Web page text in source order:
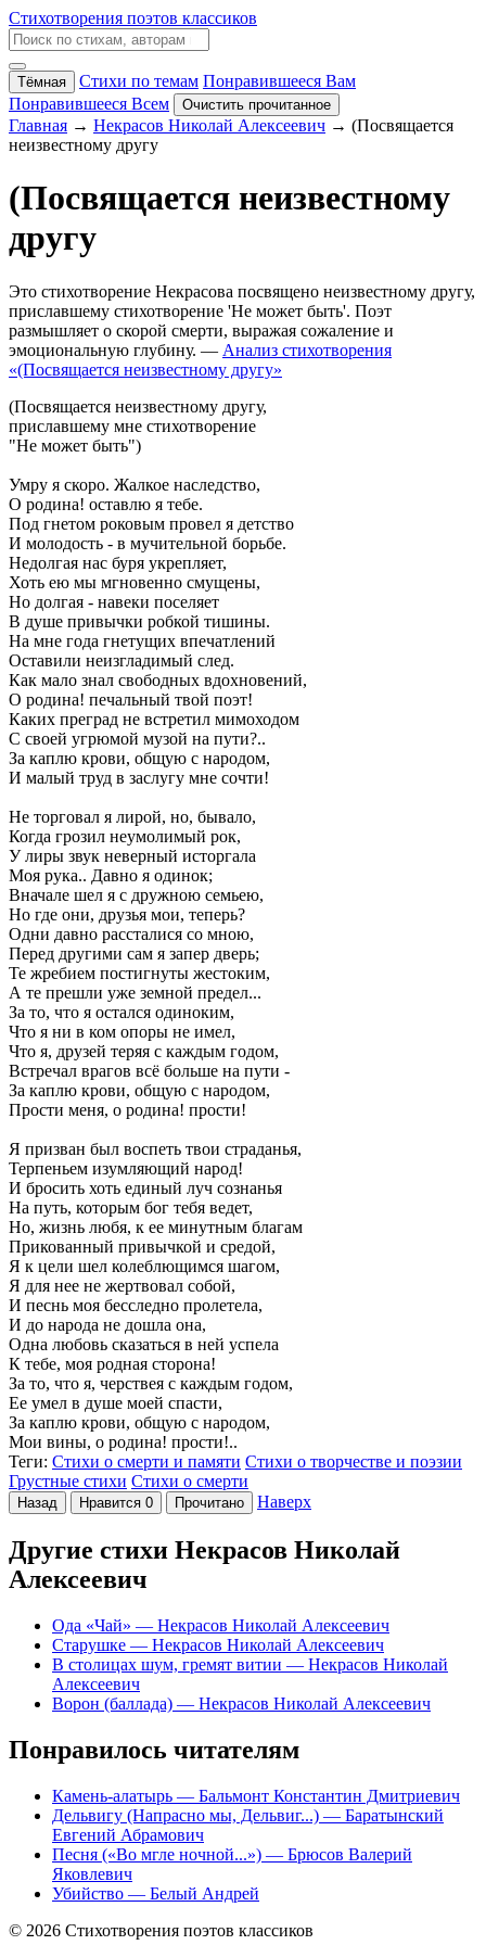
Стихотворения поэтов классиков
Тёмная Стихи по темам Понравившееся Вам
Понравившееся Всем
Очистить прочитанное
Главная → Некрасов Николай Алексеевич → (Посвящается
неизвестному другу
(Посвящается неизвестному
другу
Это стихотворение Некрасова посвящено неизвестному другу,
приславшему стихотворение 'Не может быть'. Поэт
размышляет о скорой смерти, выражая сожаление и
эмоциональную глубину. — Анализ стихотворения
«(Посвящается неизвестному другу»
(Посвящается неизвестному другу,
приславшему мне стихотворение
"Не может быть")
Умру я скоро. Жалкое наследство,
О родина! оставлю я тебе.
Под гнетом роковым провел я детство
И молодость - в мучительной борьбе.
Недолгая нас буря укрепляет,
Хоть ею мы мгновенно смущены,
Но долгая - навеки поселяет
В душе привычки робкой тишины.
На мне года гнетущих впечатлений
Оставили неизгладимый след.
Как мало знал свободных вдохновений,
О родина! печальный твой поэт!
Каких преград не встретил мимоходом
С своей угрюмой музой на пути?..
За каплю крови, общую с народом,
И малый труд в заслугу мне сочти!
Не торговал я лирой, но, бывало,
Когда грозил неумолимый рок,
У лиры звук неверный исторгала
Моя рука.. Давно я одинок;
Вначале шел я с дружною семьею,
Но где они, друзья мои, теперь?
Одни давно рассталися со мною,
Перед другими сам я запер дверь;
Те жребием постигнуты жестоким,
А те прешли уже земной предел...
За то, что я остался одиноким,
Что я ни в ком опоры не имел,
Что я, друзей теряя с каждым годом,
Встречал врагов всё больше на пути -
За каплю крови, общую с народом,
Прости меня, о родина! прости!
Я призван был воспеть твои страданья,
Терпеньем изумляющий народ!
И бросить хоть единый луч сознанья
На путь, которым бог тебя ведет,
Но, жизнь любя, к ее минутным благам
Прикованный привычкой и средой,
Я к цели шел колеблющимся шагом,
Я для нее не жертвовал собой,
И песнь моя бесследно пролетела,
И до народа не дошла она,
Одна любовь сказаться в ней успела
К тебе, моя родная сторона!
За то, что я, черствея с каждым годом,
Ее умел в душе моей спасти,
За каплю крови, общую с народом,
Мои вины, о родина! прости!..
Теги: Стихи о смерти и памяти Стихи о творчестве и поэзии
Грустные стихи Стихи о смерти
Назад Нравится 0 Прочитано Наверх
Другие стихи Некрасов Николай
Алексеевич
Ода «Чай» — Некрасов Николай Алексеевич
Старушке — Некрасов Николай Алексеевич
В столицах шум, гремят витии — Некрасов Николай
Алексеевич
Ворон (баллада) — Некрасов Николай Алексеевич
Понравилось читателям
Камень-алатырь — Бальмонт Константин Дмитриевич
Дельвигу (Напрасно мы, Дельвиг...) — Баратынский
Евгений Абрамович
Песня («Во мгле ночной...») — Брюсов Валерий
Яковлевич
Убийство — Белый Андрей
© 2026 Стихотворения поэтов классиков